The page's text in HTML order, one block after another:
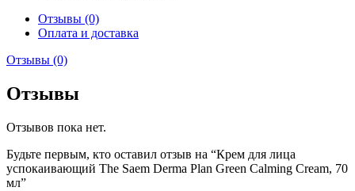
Отзывы (0)
Оплата и доставка
Отзывы (0)
Отзывы
Отзывов пока нет.
Будьте первым, кто оставил отзыв на “Крем для лица
успокаивающий The Saem Derma Plan Green Calming Cream, 70
мл”